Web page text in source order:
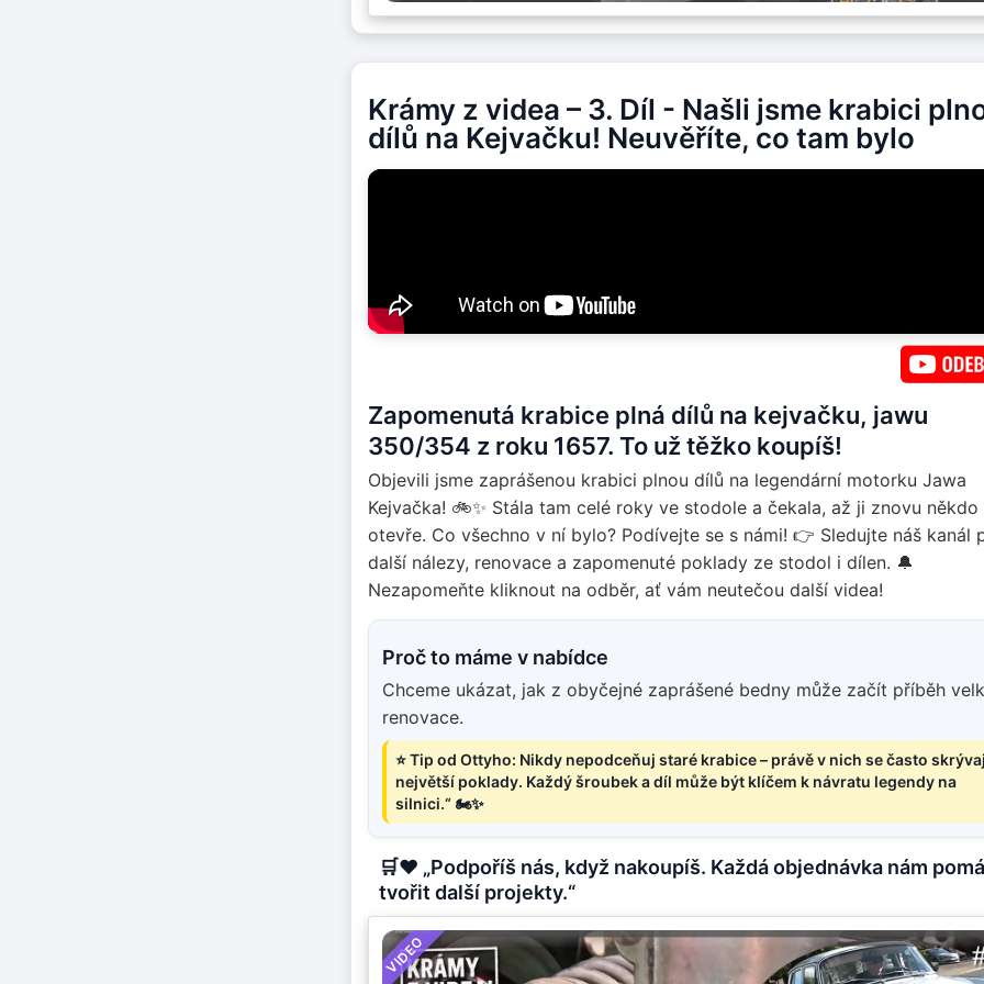
Krámy z videa – 3. Díl - Našli jsme krabici
dílů na Kejvačku! Neuvěříte, co tam bylo
Zapomenutá krabice plná dílů na kejvačku, jawu
350/354 z roku 1657. To už těžko koupíš!
Objevili jsme zaprášenou krabici plnou dílů na legendární motorku Jawa
Kejvačka! 🚲✨ Stála tam celé roky ve stodole a čekala, až ji znovu někdo
otevře. Co všechno v ní bylo? Podívejte se s námi! 👉 Sledujte náš kanál
další nálezy, renovace a zapomenuté poklady ze stodol i dílen. 🔔
Nezapomeňte kliknout na odběr, ať vám neutečou další videa!
Proč to máme v nabídce
Chceme ukázat, jak z obyčejné zaprášené bedny může začít příběh
renovace.
⭐ Tip od Ottyho: Nikdy nepodceňuj staré krabice – právě v nich se často
největší poklady. Každý šroubek a díl může být klíčem k návratu legendy na
silnici.“ 🏍️✨
🛒❤️ „Podpoříš nás, když nakoupíš. Každá objednávka nám
tvořit další projekty.“
VIDEO